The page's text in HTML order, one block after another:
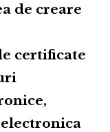
de creare
certificate